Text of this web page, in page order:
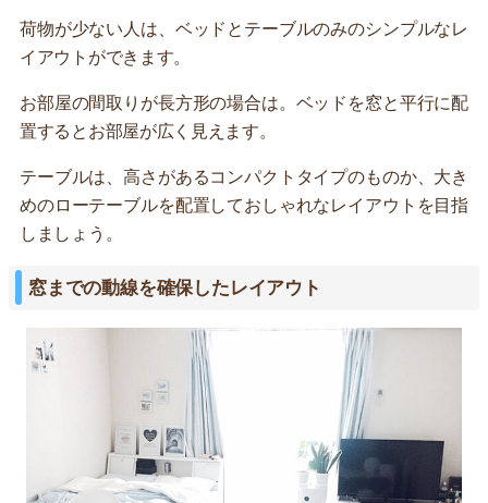
荷物が少ない人は、ベッドとテーブルのみのシンプルなレ
イアウトができます。
お部屋の間取りが長方形の場合は。ベッドを窓と平行に配
置するとお部屋が広く見えます。
テーブルは、高さがあるコンパクトタイプのものか、大き
めのローテーブルを配置しておしゃれなレイアウトを目指
しましょう。
窓までの動線を確保したレイアウト